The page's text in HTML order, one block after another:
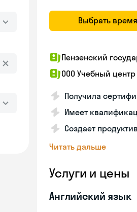
Выбрать время
Пензенский
ООО Учебный
Получила
Имеет
Создает
Читать дальше
Услуги и цены
Английский язык